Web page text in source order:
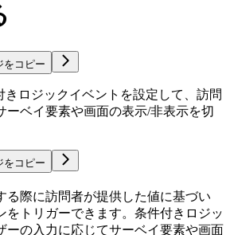
をコピー
きロジックイベントを設定して、訪問
ーベイ要素や画面の表示/非表示を切
をコピー
る際に訪問者が提供した値に基づい
をトリガーできます。条件付きロジッ
ーの入力に応じてサーベイ要素や画面